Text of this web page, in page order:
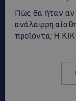
Πώς θα ήταν αν
ανάλαφρη
προϊόντα; Η